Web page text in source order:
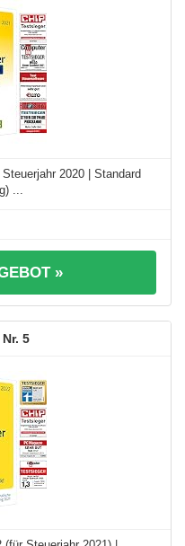
2020 | Standard
...
»
5